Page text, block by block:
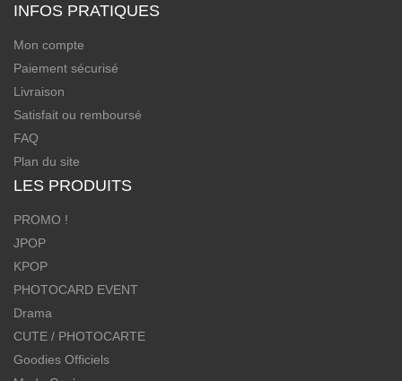
INFOS PRATIQUES
Mon compte
Paiement sécurisé
Livraison
Satisfait ou remboursé
FAQ
Plan du site
LES PRODUITS
PROMO !
JPOP
KPOP
PHOTOCARD EVENT
Drama
CUTE / PHOTOCARTE
Goodies Officiels